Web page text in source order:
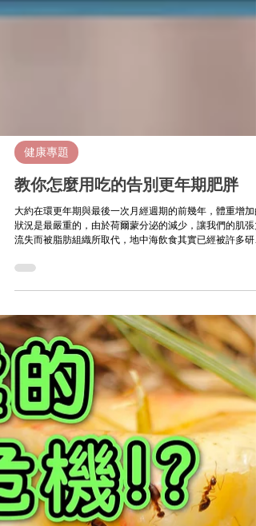
健康專題
教你怎麼用吃的告別更年期肥胖
大約在環更年期與最後一次月經週期的前幾年，體重增加
流失而被脂肪組織所取代，地中海飲食其實已經被許多研
低的脂肪含量...